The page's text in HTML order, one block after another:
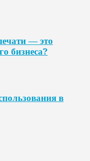
— это
бизнеса?
в